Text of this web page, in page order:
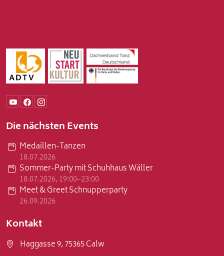
Die nächsten Events
Medaillen-Tanzen
18.07.2026
Sommer-Party mit Schuhhaus Wäller
18.07.2026, 19:00–23:00
Meet & Greet Schnupperparty
26.09.2026
Kontakt
Haggasse 9, 75365 Calw